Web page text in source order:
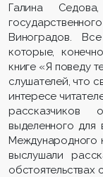
Галина
Виноградов.
которые,
книге «Я поведу
слушателей, что
интересе
рассказчиков
выделенного для
Международного
выслушали
обстоятельствах